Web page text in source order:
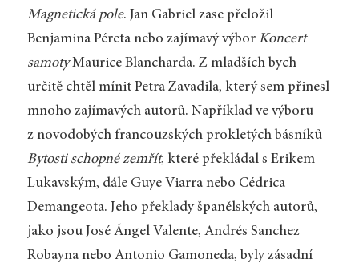
Magnetická pole. Jan Gabriel zase přeložil
Benjamina Péreta nebo zajímavý výbor Koncert
samotyMaurice Blancharda. Z mladších bych
určitě chtěl mínit Petra Zavadila, který sem přinesl
mnoho zajímavých autorů. Například ve výboru
z novodobých francouzských prokletých básníků
Bytosti schopné zemřít, které překládal s Erikem
Lukavským, dále Guye Viarra nebo Cédrica
Demangeota. Jeho překlady španělských autorů,
jako jsou José Ángel Valente, Andrés Sanchez
Robayna nebo Antonio Gamoneda, byly zásadní